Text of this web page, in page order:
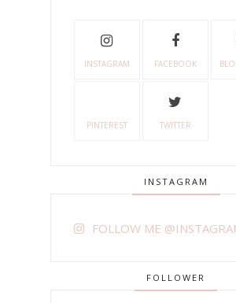
INSTAGRAM FACEBOOK
PINTEREST TWITTER
INSTAGRAM
FOLLOW ME
FOLLOWER